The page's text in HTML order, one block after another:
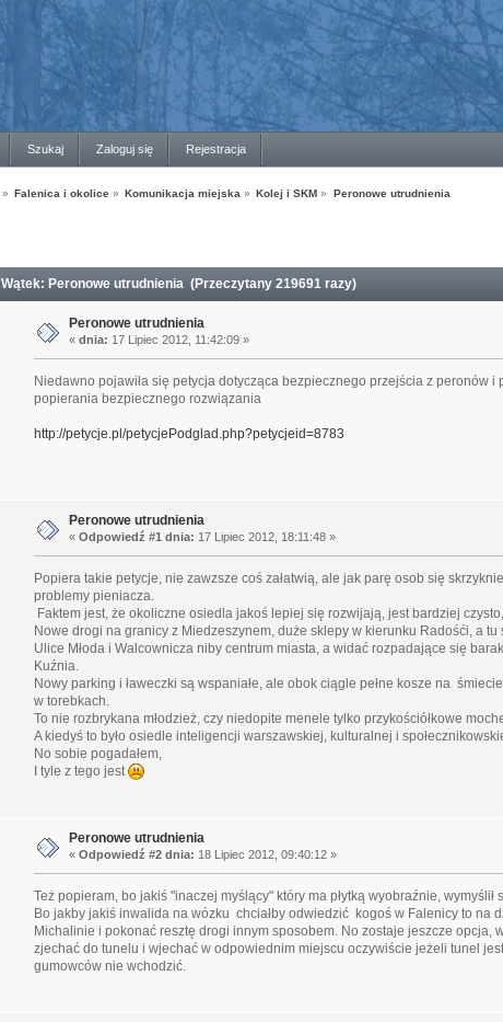
Szukaj Zaloguj się Rejestracja
» Falenica i okolice » Komunikacja miejska » Kolej i SKM » Peronowe utrudnienia
Wątek: Peronowe utrudnienia (Przeczytany 219691 razy)
Peronowe utrudnienia
« dnia: 17 Lipiec 2012, 11:42:09 »
Niedawno pojawiła się petycja dotycząca bezpiecznego przejścia z peronów
popierania bezpiecznego rozwiązania
http://petycje.pl/petycjePodglad.php?petycjeid=8783
Peronowe utrudnienia
« Odpowiedź #1 dnia: 17 Lipiec 2012, 18:11:48 »
Popiera takie petycje, nie zawzsze coś załatwią, ale jak parę osob się
problemy pieniacza.
Faktem jest, że okoliczne osiedla jakoś lepiej się rozwijają, jest bardziej
Nowe drogi na granicy z Miedzeszynem, duże sklepy w kierunku Radośći, a tu
Ulice Młoda i Walcownicza niby centrum miasta, a widać rozpadające się
Kuźnia.
Nowy parking i ławeczki są wspaniałe, ale obok ciągle pełne kosze na
w torebkach.
To nie rozbrykana młodzież, czy niedopite menele tylko przykościółkowe
A kiedyś to było osiedle inteligencji warszawskiej, kulturalnej i
No sobie pogadałem,
I tyle z tego jest
Peronowe utrudnienia
« Odpowiedź #2 dnia: 18 Lipiec 2012, 09:40:12 »
Też popieram, bo jakiś "inaczej myślący" który ma płytką wyobraźnie,
Bo jakby jakiś inwalida na wózku chciałby odwiedzić kogoś w Falenicy to na
Michalinie i pokonać resztę drogi innym sposobem. No zostaje jeszcze opcja,
zjechać do tunelu i wjechać w odpowiednim miejscu oczywiście jeżeli tunel
gumowców nie wchodzić.